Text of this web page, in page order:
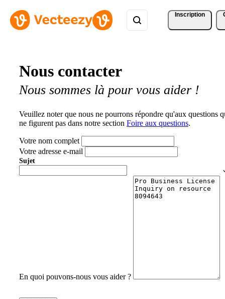
Inscription
Nous contacter
Nous sommes là pour vous aider !
Veuillez noter que nous ne pourrons répondre qu'aux questions
ne figurent pas dans notre section Foire aux questions.
Votre nom complet
Votre adresse e-mail
Sujet
En quoi pouvons-nous vous aider ?